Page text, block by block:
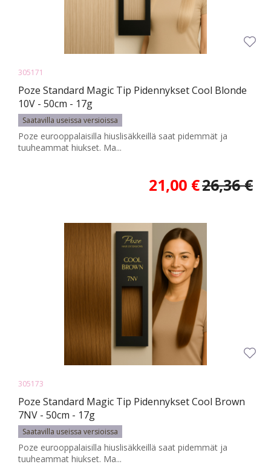
305171
Poze Standard Magic Tip Pidennykset Cool Blonde
10V - 50cm - 17g
Saatavilla useissa versioissa
Poze eurooppalaisilla hiuslisäkkeillä saat pidemmät ja
tuuheammat hiukset. Ma...
21,00 €26,36 €
305173
Poze Standard Magic Tip Pidennykset Cool Brown
7NV - 50cm - 17g
Saatavilla useissa versioissa
Poze eurooppalaisilla hiuslisäkkeillä saat pidemmät ja
tuuheammat hiukset. Ma...